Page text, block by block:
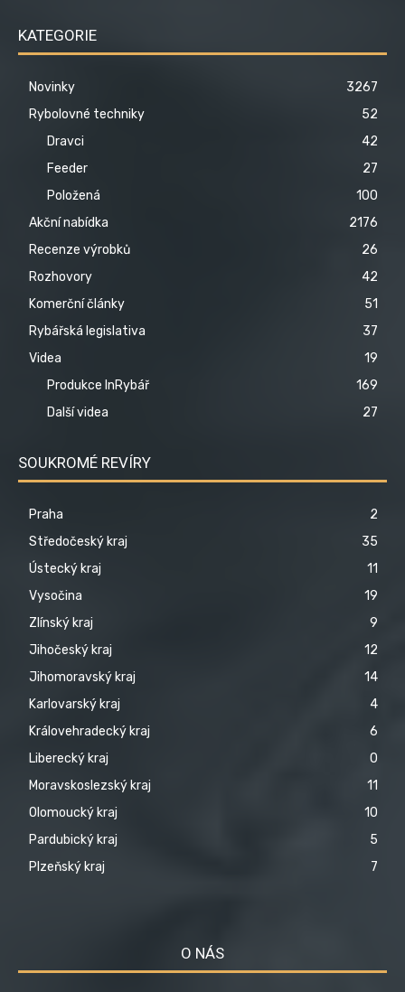
KATEGORIE
Novinky
3267
Rybolovné techniky
52
Dravci
42
Feeder
27
Položená
100
Akční nabídka
2176
Recenze výrobků
26
Rozhovory
42
Komerční články
51
Rybářská legislativa
37
Videa
19
Produkce InRybář
169
Další videa
27
SOUKROMÉ REVÍRY
Praha
2
Středočeský kraj
35
Ústecký kraj
11
Vysočina
19
Zlínský kraj
9
Jihočeský kraj
12
Jihomoravský kraj
14
Karlovarský kraj
4
Královehradecký kraj
6
Liberecký kraj
0
Moravskoslezský kraj
11
Olomoucký kraj
10
Pardubický kraj
5
Plzeňský kraj
7
O NÁS